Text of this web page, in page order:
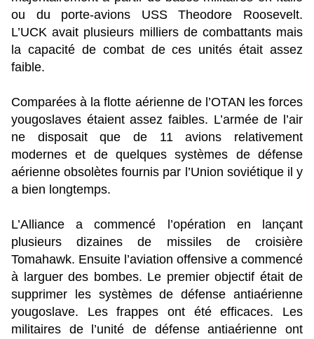
ou du porte-avions USS Theodore Roosevelt.
L’UCK avait plusieurs milliers de combattants mais
la capacité de combat de ces unités était assez
faible.
Comparées à la flotte aérienne de l’OTAN les forces
yougoslaves étaient assez faibles. L’armée de l’air
ne disposait que de 11 avions relativement
modernes et de quelques systèmes de défense
aérienne obsolètes fournis par l’Union soviétique il y
a bien longtemps.
L’Alliance a commencé l’opération en lançant
plusieurs dizaines de missiles de croisière
Tomahawk. Ensuite l’aviation offensive a commencé
à larguer des bombes. Le premier objectif était de
supprimer les systèmes de défense antiaérienne
yougoslave. Les frappes ont été efficaces. Les
militaires de l’unité de défense antiaérienne ont